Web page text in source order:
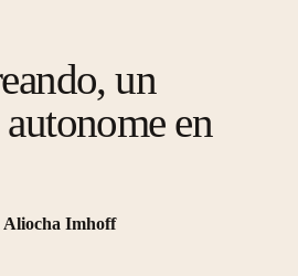
un
en
Imhoff